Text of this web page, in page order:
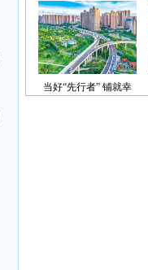
当好“先行者” 铺就幸